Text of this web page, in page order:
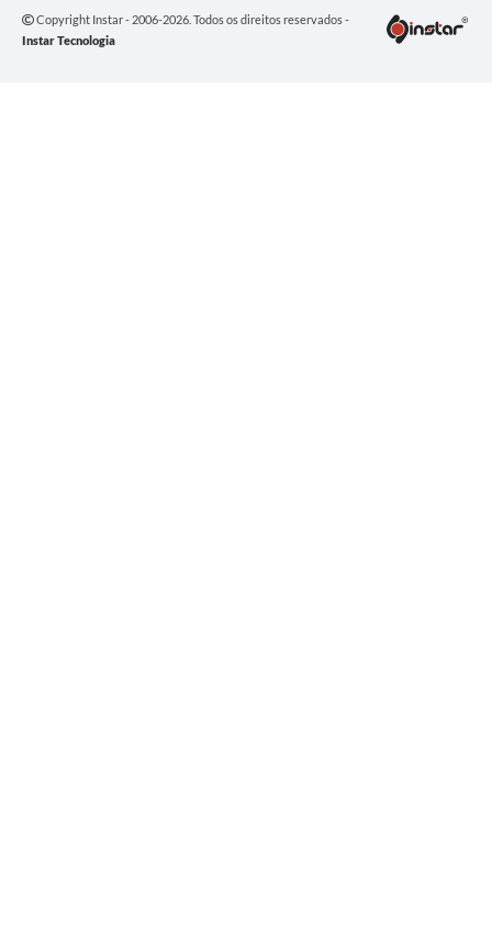
Copyright Instar - 2006-2026. Todos os direitos reservados -
Instar Tecnologia